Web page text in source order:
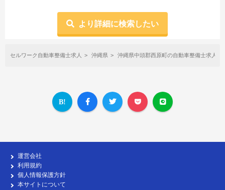
より詳細に検索したい
セルワーク自動車整備士求人 沖縄県 沖縄県中頭郡西原町の自動車整備士求人
運営会社
利用規約
個人情報保護方針
本サイトについて